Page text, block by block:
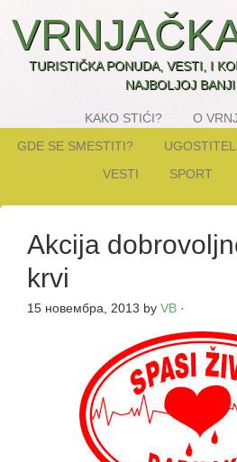
TURISTIČKA PONUDA, VESTI, I
NAJBOLJOJ
KAKO STIĆI?
O
GDE SE SMESTITI?
VESTI
SPORT
Akcija
krvi
15 новембра, 2013 by VB ·